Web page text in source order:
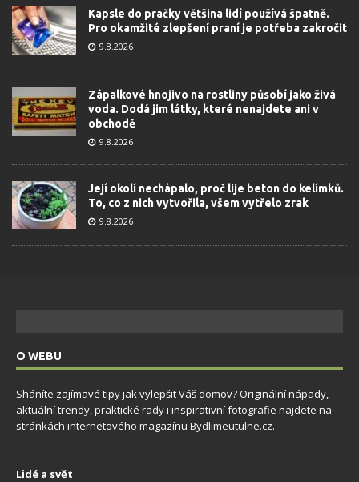
Kapsle do pračky většina lidí používá špatně.
Pro okamžité zlepšení praní je potřeba zakročit
9.8.2026
Zápalkové hnojivo na rostliny působí jako živá
voda. Dodá jim látky, které nenajdete ani v
obchodě
9.8.2026
Její okolí nechápalo, proč lije beton do kelímků.
To, co z nich vytvořila, všem vytřelo zrak
9.8.2026
O WEBU
Sháníte zajímavé tipy jak vylepšit Váš domov? Originální nápady,
aktuální trendy, praktické rady i inspirativní fotografie najdete na
stránkách internetového magazínu Bydlimeutulne.cz.
Lidé a svět